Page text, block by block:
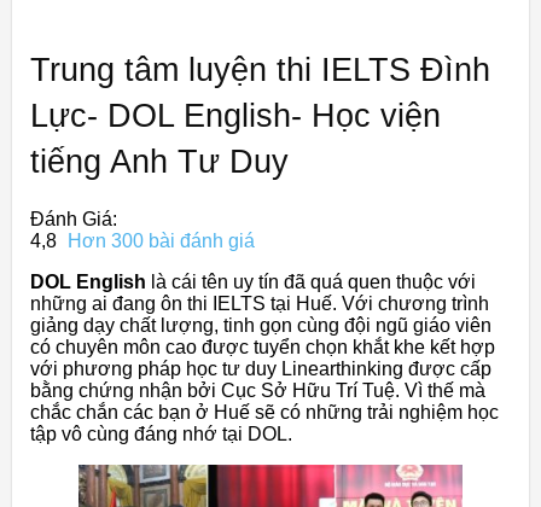
Trung tâm luyện thi IELTS Đình
Lực- DOL English- Học viện
tiếng Anh Tư Duy
Đánh Giá:
4,8
Hơn 300 bài đánh giá
DOL English là cái tên uy tín đã quá quen thuộc với
những ai đang ôn thi IELTS tại Huế. Với chương trình
giảng dạy chất lượng, tinh gọn cùng đội ngũ giáo viên
có chuyên môn cao được tuyển chọn khắt khe kết hợp
với phương pháp học tư duy Linearthinking được cấp
bằng chứng nhận bởi Cục Sở Hữu Trí Tuệ. Vì thế mà
chắc chắn các bạn ở Huế sẽ có những trải nghiệm học
tập vô cùng đáng nhớ tại DOL.